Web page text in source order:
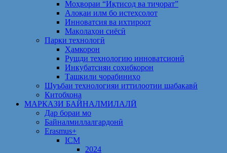
Моҳвораи “Иқтисод ва тиҷорат”
Алоқаи илм бо истеҳсолот
Инноватсия ва ихтироот
Мақолаҳои сиёсӣ
Парки технологӣ
Ҳамкорон
Рушди технологию инноватсионӣ
Инкубатсияи соҳибкорон
Ташкили чорабиниҳо
Шуъбаи технологияи иттилоотии шабакавӣ
Китобхона
МАРКАЗИ БАЙНАЛМИЛАЛӢ
Дар бораи мо
Байналмиллалгардонӣ
Erasmus+
ICM
2024